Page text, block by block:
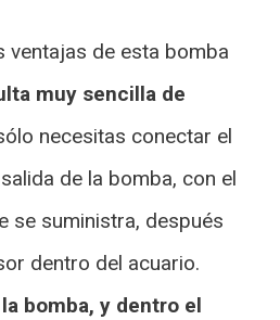
ventajas de esta bomba
muy sencilla de
necesitas conectar el
de la bomba, con el
se suministra, después
dentro del acuario.
bomba, y dentro el